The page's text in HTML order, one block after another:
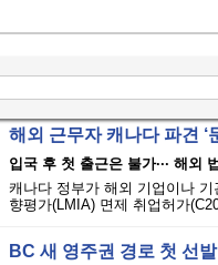
해외 근무자 캐나다 파견 ‘
입국 후 첫 출근은 불가··· 해외
캐나다 정부가 해외 기업이나
향평가(LMIA) 면제 취업허가
BC 새 영주권 경로 첫 선